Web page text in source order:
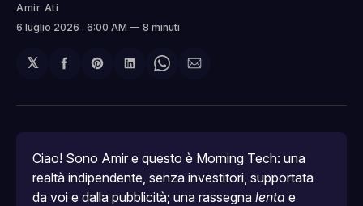
Amir Ati
6 luglio 2026 . 6:00 AM 8 minuti
𝕏
Condividi
Facebook
Share
Pinterest
Condividi
LinkedIn
Share
WhatsApp
Condividi
email
Ciao! Sono Amir e questo è Morning Tech: una
realtà indipendente, senza investitori, supportata
da voi e dalla pubblicità; una rassegna lenta e